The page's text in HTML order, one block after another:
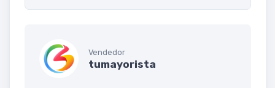
Vendedor
tumayorista